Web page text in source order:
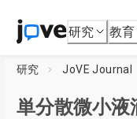
研究 教育
研究 JoVE Journal
単分散微小